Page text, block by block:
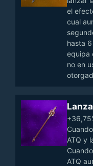
el
cual
hasta
equipa
no en
ATQ y
ATQ